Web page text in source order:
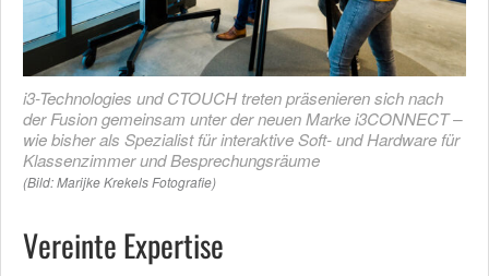
i3-Technologies und CTOUCH treten präsenieren sich nach
der Fusion gemeinsam unter der neuen Marke i3CONNECT –
wie bisher als Spezialist für interaktive Soft- und Hardware für
Klassenzimmer und Besprechungsräume
(Bild: Marijke Krekels Fotografie)
Vereinte Expertise